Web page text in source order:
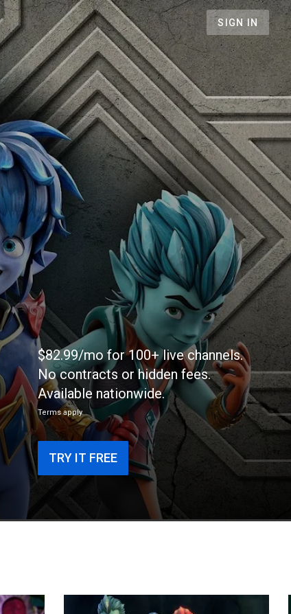
SIGN IN
$82.99/mo for 100+ live channels.
No contracts or hidden fees.
Available nationwide.
Terms apply
TRY IT FREE